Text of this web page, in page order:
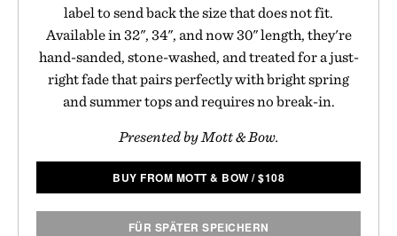
label to send back the size that does not fit.
Available in 32", 34", and now 30" length, they're
hand-sanded, stone-washed, and treated for a just-
right fade that pairs perfectly with bright spring
and summer tops and requires no break-in.
Presented by Mott & Bow.
BUY FROM MOTT & BOW /$108
FÜR SPÄTER SPEICHERN